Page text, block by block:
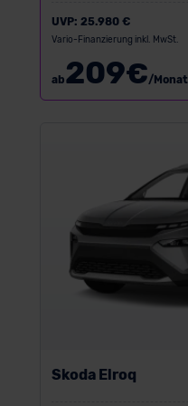
UVP: 25.980 €
Vario-Finanzierung inkl. MwSt.
ab209€/Monat
Skoda Elroq